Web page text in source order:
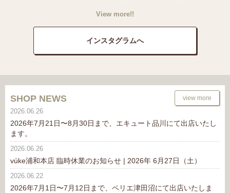
View more!!
インスタグラムへ
SHOP NEWS view more
2026.06.26
2026年7月21日〜8月30日まで、エキュート品川にて出店いたし
ます。
2026.06.26
vúke浦和本店 臨時休業のお知らせ | 2026年 6月27日（土）
2026.06.22
2026年7月1日〜7月12日まで、ペリエ津田沼にて出店いたしま